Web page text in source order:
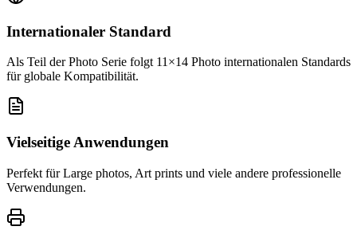
Internationaler Standard
Als Teil der Photo Serie folgt 11×14 Photo internationalen Standards
für globale Kompatibilität.
Vielseitige Anwendungen
Perfekt für Large photos, Art prints und viele andere professionelle
Verwendungen.